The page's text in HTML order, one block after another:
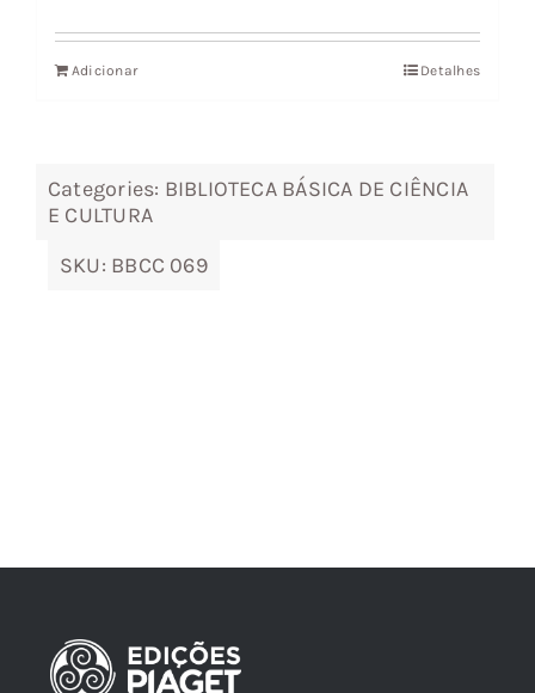
original
era:
atual
Adicionar Detalhes
Categories: BIBLIOTECA BÁSICA DE CIÊNCIA
E CULTURA
SKU: BBCC 069